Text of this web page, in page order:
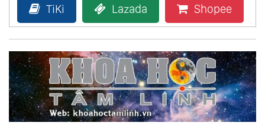
TiKi
Lazada Shopee